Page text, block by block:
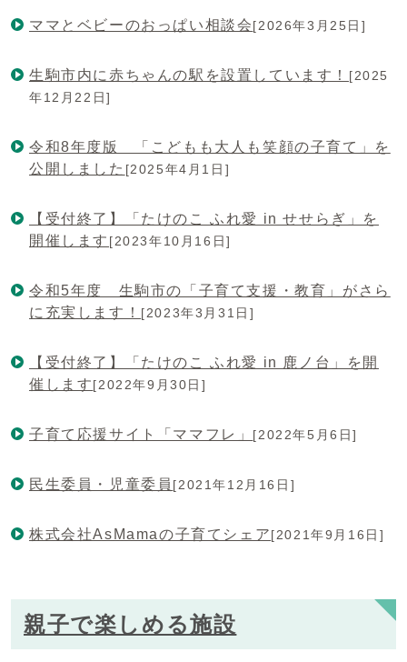
ママとベビーのおっぱい相談会[2026年3月25日]
生駒市内に赤ちゃんの駅を設置しています！ [2025
年12月22日]
令和8年度版 「こどもも大人も笑顔の子育て」を
公開しました [2025年4月1日]
【受付終了】「たけのこ ふれ愛 in せせらぎ」を
開催します [2023年10月16日]
令和5年度 生駒市の「子育て支援・教育」がさら
に充実します！ [2023年3月31日]
【受付終了】「たけのこ ふれ愛 in 鹿ノ台」を開
催します[2022年9月30日]
子育て応援サイト「ママフレ」 [2022年5月6日]
民生委員・児童委員 [2021年12月16日]
株式会社AsMamaの子育てシェア[2021年9月16日]
親子で楽しめる施設